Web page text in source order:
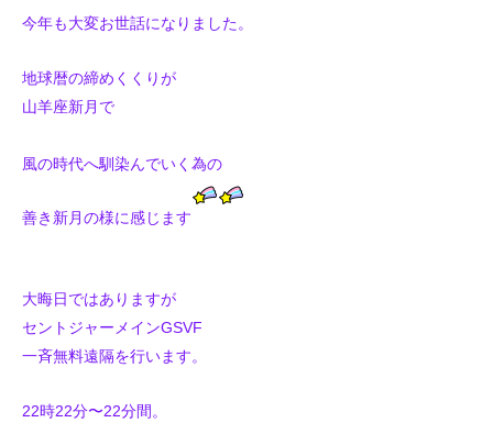
今年も大変お世話になりました。
地球暦の締めくくりが
山羊座新月で
風の時代へ馴染んでいく為の
善き新月の様に感じます
大晦日ではありますが
セントジャーメインGSVF
一斉無料遠隔を行います。
22時22分〜22分間。